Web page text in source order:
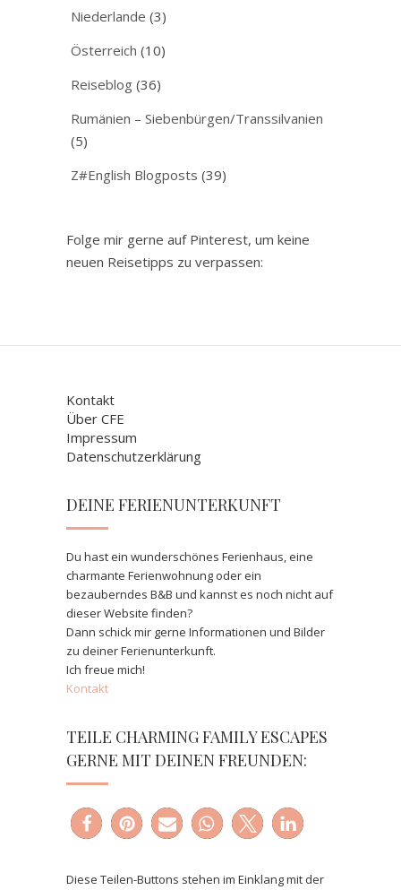
Niederlande (3)
Österreich (10)
Reiseblog (36)
Rumänien – Siebenbürgen/Transsilvanien
(5)
Z#English Blogposts (39)
Folge mir gerne auf Pinterest, um keine
neuen Reisetipps zu verpassen:
Kontakt
Über CFE
Impressum
Datenschutzerklärung
DEINE FERIENUNTERKUNFT
Du hast ein wunderschönes Ferienhaus, eine
charmante Ferienwohnung oder ein
bezauberndes B&B und kannst es noch nicht auf
dieser Website finden?
Dann schick mir gerne Informationen und Bilder
zu deiner Ferienunterkunft.
Ich freue mich!
Kontakt
TEILE CHARMING FAMILY ESCAPES
GERNE MIT DEINEN FREUNDEN:
Diese Teilen-Buttons stehen im Einklang mit der